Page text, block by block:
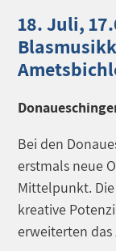
18. Juli,
Bei den
erstmals neue
Mittelpunkt.
kreative
erweiterten das